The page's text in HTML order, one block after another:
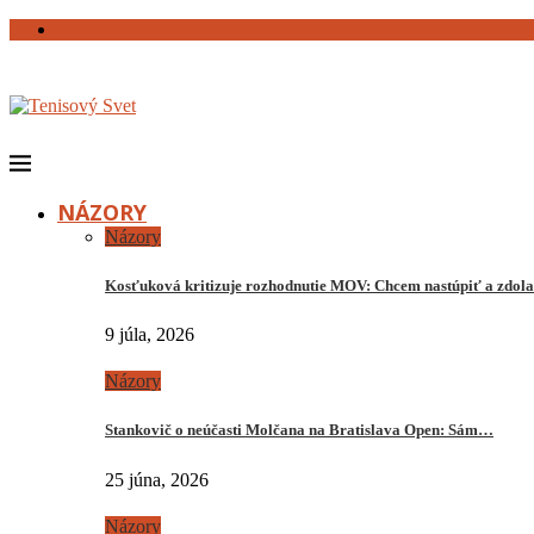
NÁZORY
Názory
Kosťuková kritizuje rozhodnutie MOV: Chcem nastúpiť a
9 júla, 2026
Názory
Stankovič o neúčasti Molčana na Bratislava Open: Sám…
25 júna, 2026
Názory